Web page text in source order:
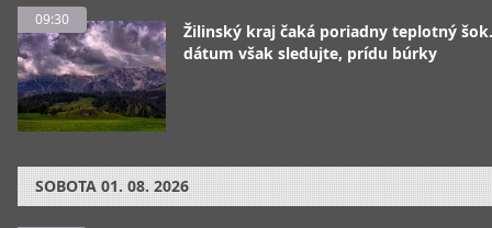
09:30
Žilinský kraj čaká poriadny teplotný
dátum však sledujte, prídu búrky
SOBOTA 01. 08. 2026